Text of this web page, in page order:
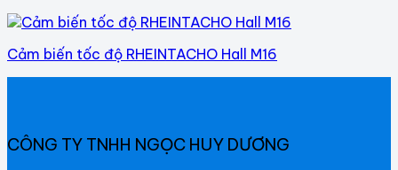
Cảm biến tốc độ RHEINTACHO Hall M16
CÔNG TY TNHH NGỌC HUY DƯƠNG